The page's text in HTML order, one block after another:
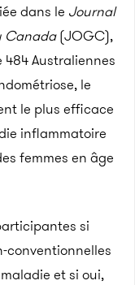
dans le Journal
Canada(JOGC),
Australiennes
le
le plus efficace
inflammatoire
femmes en âge
si
conventionnelles
et si oui,